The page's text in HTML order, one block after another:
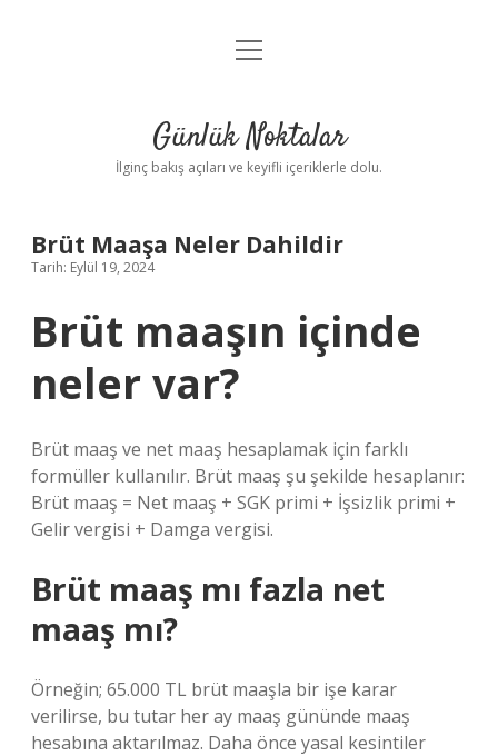
Anasayfa
Yasal Uyarı
menüyü
Günlük Noktalar
İlginç bakış açıları ve keyifli içeriklerle dolu.
Brüt Maaşa Neler Dahildir
Tarih: Eylül 19, 2024
Brüt maaşın içinde
neler var?
Brüt maaş ve net maaş hesaplamak için farklı
formüller kullanılır. Brüt maaş şu şekilde hesaplanır:
Brüt maaş = Net maaş + SGK primi + İşsizlik primi +
Gelir vergisi + Damga vergisi.
Brüt maaş mı fazla net
maaş mı?
Örneğin; 65.000 TL brüt maaşla bir işe karar
verilirse, bu tutar her ay maaş gününde maaş
hesabına aktarılmaz. Daha önce yasal kesintiler